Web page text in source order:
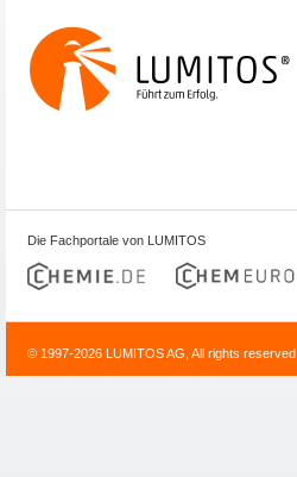
Die Fachportale von LUMITOS
© 1997-2026 LUMITOS AG, All rights reserved